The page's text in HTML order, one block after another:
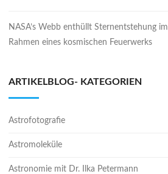
NASA’s Webb enthüllt Sternentstehung im
Rahmen eines kosmischen Feuerwerks
ARTIKELBLOG- KATEGORIEN
Astrofotografie
Astromoleküle
Astronomie mit Dr. Ilka Petermann